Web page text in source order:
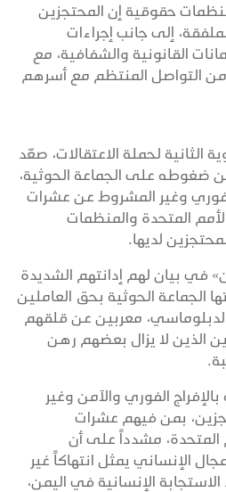
حقوقية إن المحتجزين
إلى جانب إجراءات
القانونية والشفافية، مع
من التواصل المنتظم مع أسرهم
الثانية لحملة الاعتقالات، صعّد
ضغوطه على الجماعة الحوثية،
وغير المشروط عن عشرات
المتحدة والمنظمات
لديها.
في بيان لهم إدانتهم الشديدة
الجماعة الحوثية بحق العاملين
معربين عن قلقهم
الذين لا يزال بعضهم رهن
الفوري والآمن وغير
بمن فيهم عشرات
المتحدة، مشدداً على أن
الإنساني يمثل انتهاكاً غير
الإنسانية في اليمن،